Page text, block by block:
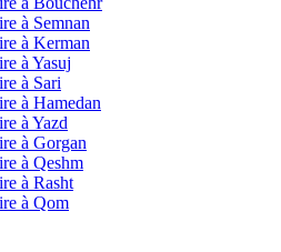
à Semnan
à Kerman
à Yasuj
à Sari
à Hamedan
à Yazd
à Gorgan
à Qeshm
à Rasht
à Qom